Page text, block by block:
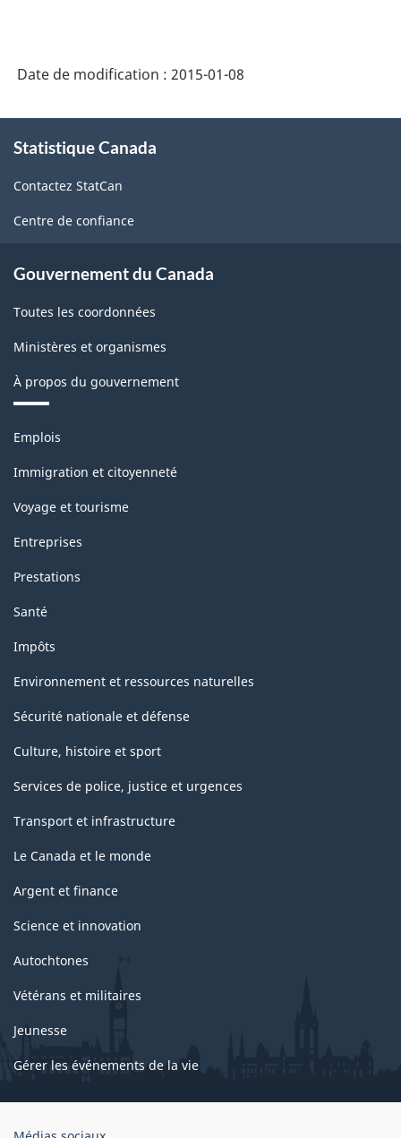
Date de modification : 2015-01-08
propos
ce
site
Statistique Canada
Contactez StatCan
Centre de confiance
Gouvernement du Canada
Toutes les coordonnées
Ministères et organismes
À propos du gouvernement
Thèmes
sujets
Emplois
Immigration et citoyenneté
Voyage et tourisme
Entreprises
Prestations
Santé
Impôts
Environnement et ressources naturelles
Sécurité nationale et défense
Culture, histoire et sport
Services de police, justice et urgences
Transport et infrastructure
Le Canada et le monde
Argent et finance
Science et innovation
Autochtones
Vétérans et militaires
Jeunesse
Gérer les événements de la vie
Organisation